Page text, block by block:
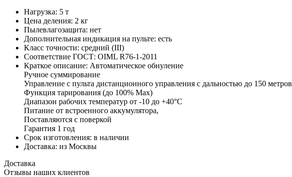
Нагрузка: 5 т
Цена деления: 2 кг
Пылевлагозащита: нет
Дополнительная индикация на пульте: есть
Класс точности: средний (III)
Соответствие ГОСТ: OIML R76-1-2011
Краткое описание: Автоматическое обнуление
Ручное суммирование
Управление с пульта дистанционного управления с дальностью до 150 метров
Функция тарирования (до 100% Мах)
Диапазон рабочих температур от -10 до +40°C
Питание от встроенного аккумулятора,
Поставляются с поверкой
Гарантия 1 год
Срок изготовления: в наличии
Доставка: из Москвы
Доставка
Отзывы наших клиентов